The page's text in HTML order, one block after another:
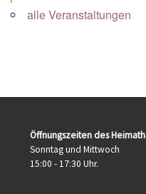
alle Veranstaltungen
Öffnungszeiten des
Sonntag und Mittwoch
15:00 - 17:30 Uhr.